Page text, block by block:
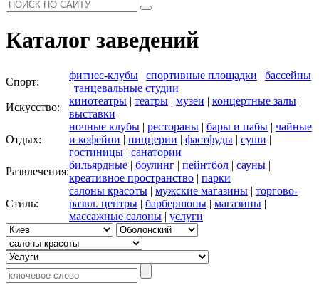
Каталог заведений
Спорт:
фитнес-клубы | спортивные площадки | бассейны
| танцевальные студии
Искусство:
кинотеатры | театры | музеи | концертные залы |
выставки
Отдых:
ночные клубы | рестораны | бары и пабы | чайные
и кофейни | пиццерии | фастфуды | суши |
гостиницы | санатории
Развлечения:
бильярдные | боулинг | пейнтбол | сауны |
креативное пространство | парки
Стиль:
салоны красоты | мужские магазины | торгово-
развл. центры | барбершопы | магазины |
массажные салоны | услуги